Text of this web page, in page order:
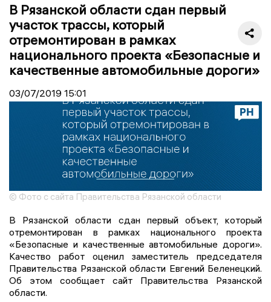
В Рязанской области сдан первый
участок трассы, который
отремонтирован в рамках
национального проекта «Безопасные и
качественные автомобильные дороги»
03/07/2019 15:01
© Фото с сайта Правительства Рязанской области
В Рязанской области сдан первый объект, который
отремонтирован в рамках национального проекта
«Безопасные и качественные автомобильные дороги».
Качество работ оценил заместитель председателя
Правительства Рязанской области Евгений Беленецкий.
Об этом сообщает сайт Правительства Рязанской
области.